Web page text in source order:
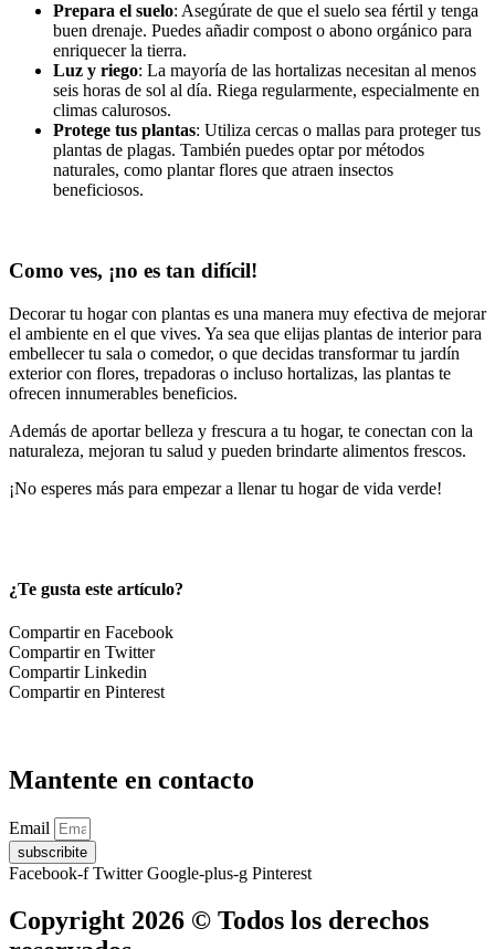
Prepara el suelo: Asegúrate de que el suelo sea fértil y tenga
buen drenaje. Puedes añadir compost o abono orgánico para
enriquecer la tierra.
Luz y riego: La mayoría de las hortalizas necesitan al menos
seis horas de sol al día. Riega regularmente, especialmente en
climas calurosos.
Protege tus plantas: Utiliza cercas o mallas para proteger tus
plantas de plagas. También puedes optar por métodos
naturales, como plantar flores que atraen insectos
beneficiosos.
Como ves, ¡no es tan difícil!
Decorar tu hogar con plantas es una manera muy efectiva de mejorar
el ambiente en el que vives. Ya sea que elijas plantas de interior para
embellecer tu sala o comedor, o que decidas transformar tu jardín
exterior con flores, trepadoras o incluso hortalizas, las plantas te
ofrecen innumerables beneficios.
Además de aportar belleza y frescura a tu hogar, te conectan con la
naturaleza, mejoran tu salud y pueden brindarte alimentos frescos.
¡No esperes más para empezar a llenar tu hogar de vida verde!
¿Te gusta este artículo?
Compartir en Facebook
Compartir en Twitter
Compartir Linkedin
Compartir en Pinterest
Mantente en contacto
Email
subscribite
Facebook-f Twitter Google-plus-g Pinterest
Copyright 2026 © Todos los derechos